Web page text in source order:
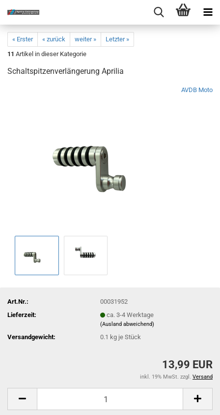
« Erster « zurück weiter »
Letzter »
11 Artikel in dieser Kategorie
Schaltspitzenverlängerung Aprilia
AVDB Moto
Art.Nr.:
00031952
Lieferzeit:
ca. 3-4 Werktage
(Ausland abweichend)
Versandgewicht: 0.1 kg je Stück
13,99 EUR
inkl. 19% MwSt. zzgl. Versand